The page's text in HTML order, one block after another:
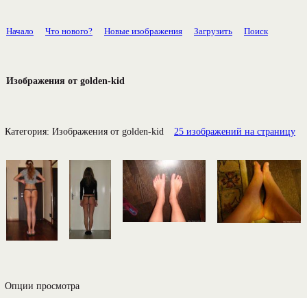
Начало Что нового? Новые изображения Загрузить Поиск
Изображения от golden-kid
Категория: Изображения от golden-kid 25 изображений на страницу
Опции просмотра